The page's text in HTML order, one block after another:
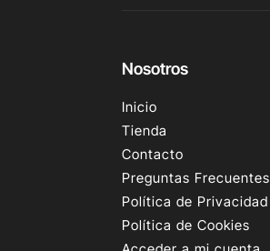
Nosotros
Inicio
Tienda
Contacto
Preguntas Frecuentes
Política de Privacidad
Política de Cookies